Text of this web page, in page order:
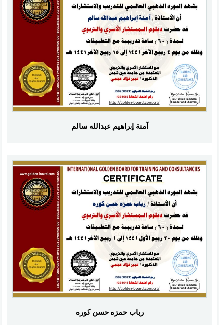
آمنة إبراهيم عبدالله سالم
رباب حمزه حسن كوره